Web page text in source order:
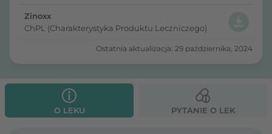
Zinoxx
ChPL (Charakterystyka Produktu Leczniczego)
Ostatnia aktualizacja: 29 października, 2024
O LEKU PYTANIE O LEK